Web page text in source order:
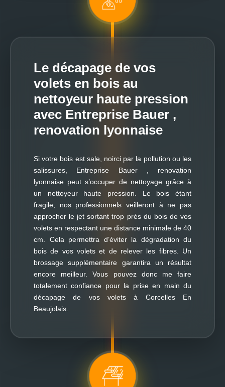
Le décapage de vos
volets en bois au
nettoyeur haute pression
avec Entreprise Bauer ,
renovation lyonnaise
Si votre bois est sale, noirci par la pollution ou les
salissures, Entreprise Bauer , renovation
lyonnaise peut s’occuper de nettoyage grâce à
un nettoyeur haute pression. Le bois étant
fragile, nos professionnels veilleront à ne pas
approcher le jet sortant trop près du bois de vos
volets en respectant une distance minimale de 40
cm. Cela permettra d’éviter la dégradation du
bois de vos volets et de relever les fibres. Un
brossage supplémentaire garantira un résultat
encore meilleur. Vous pouvez donc me faire
totalement confiance pour la prise en main du
décapage de vos volets à Corcelles En
Beaujolais.